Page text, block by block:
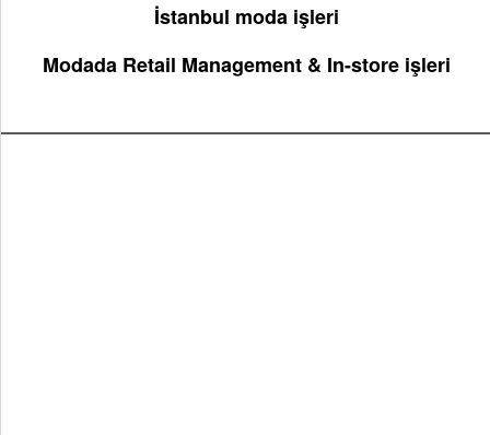
İstanbul moda işleri
Modada Retail Management & In-store işleri